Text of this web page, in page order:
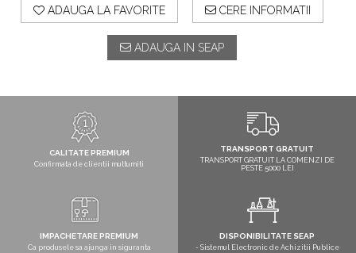
ADAUGA LA FAVORITE CERE INFORMATII
ADAUGA IN SEAP
CALITATE PREMIUM
Confirmata de clientii multumiti
TRANSPORT GRATUIT
TRANSPORT GRATUIT LA COMENZI DE
PESTE 5000 LEI
IMPACHETARE PREMIUM
Ca produsele sa ajunga in siguranta
DISPONIBILITATE SEAP
- Sistemul Electronic de Achizitii Publice